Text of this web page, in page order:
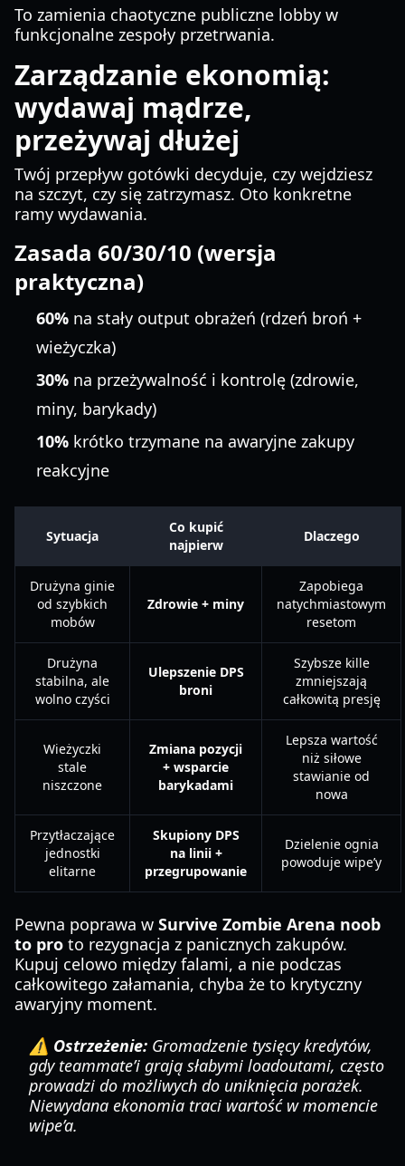
To zamienia chaotyczne publiczne lobby w
funkcjonalne zespoły przetrwania.
Zarządzanie ekonomią:
wydawaj mądrze,
przeżywaj dłużej
Twój przepływ gotówki decyduje, czy wejdziesz
na szczyt, czy się zatrzymasz. Oto konkretne
ramy wydawania.
Zasada 60/30/10 (wersja
praktyczna)
60% na stały output obrażeń (rdzeń broń +
wieżyczka)
30% na przeżywalność i kontrolę (zdrowie,
miny, barykady)
10% krótko trzymane na awaryjne zakupy
reakcyjne
Sytuacja
Co kupić
najpierw
Dlaczego
Drużyna ginie
od szybkich
mobów
Zdrowie + miny
Zapobiega
natychmiastowym
resetom
Drużyna
stabilna, ale
wolno czyści
Ulepszenie DPS
broni
Szybsze kille
zmniejszają
całkowitą presję
Wieżyczki
stale
niszczone
Zmiana pozycji
+ wsparcie
barykadami
Lepsza wartość
niż siłowe
stawianie od
nowa
Przytłaczające
jednostki
elitarne
Skupiony DPS
na linii +
przegrupowanie
Dzielenie ognia
powoduje wipe’y
Pewna poprawa w Survive Zombie Arena noob
to pro to rezygnacja z panicznych zakupów.
Kupuj celowo między falami, a nie podczas
całkowitego załamania, chyba że to krytyczny
awaryjny moment.
⚠️ Ostrzeżenie: Gromadzenie tysięcy kredytów,
gdy teammate’i grają słabymi loadoutami, często
prowadzi do możliwych do uniknięcia porażek.
Niewydana ekonomia traci wartość w momencie
wipe’a.